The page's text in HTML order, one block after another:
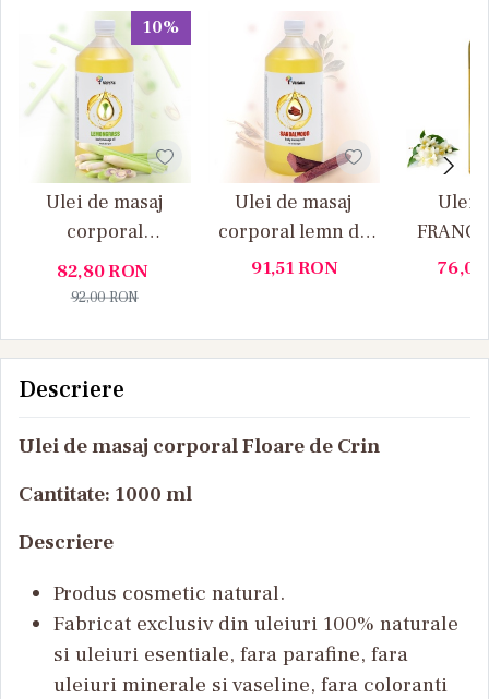
10%
Ulei de masaj
corporal
Lemongrass
82,80RON
92,00RON
Ulei de masaj
corporal lemn de
santal
91,51RON
Ulei
76,00
Descriere
Ulei de masaj corporal Floare de Crin
Cantitate: 1000 ml
Descriere
Produs cosmetic natural.
Fabricat exclusiv din uleiuri 100% naturale
si uleiuri esentiale, fara parafine, fara
uleiuri minerale si vaseline, fara coloranti